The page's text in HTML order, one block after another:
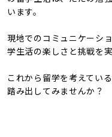
います。
現地でのコミュニケーシ
学生活の楽しさと挑戦を実
これから留学を考えてい
踏み出してみませんか？